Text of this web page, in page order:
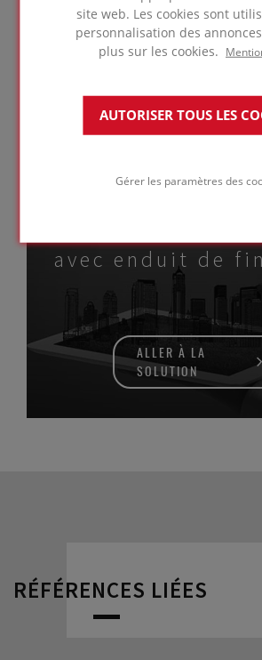
site web. Les cookies sont
personnalisation des
plus sur les cookies.
AUTORISER TOUS LES
Gérer les paramètres des
ALLER À LA
SOLUTION
avec enduit de
ALLER À LA
SOLUTION
RÉFÉRENCES LIÉES